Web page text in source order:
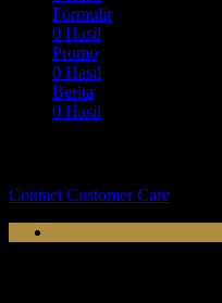
Formulir
0 Hasil
Promo
0 Hasil
Berita
0 Hasil
Contact Customer Care